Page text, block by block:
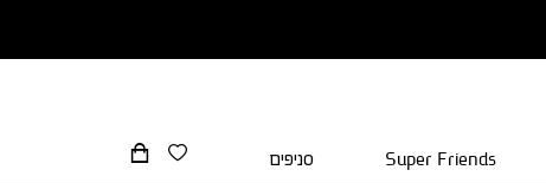
Super Friends סניפים